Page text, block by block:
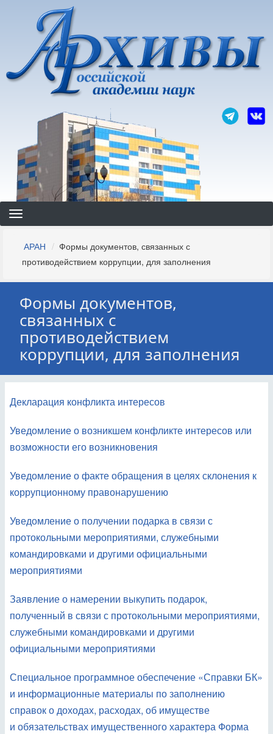
основному
содержанию
Строка
навигации
АРАН
Формы документов, связанных с
противодействием коррупции, для заполнения
Формы документов,
связанных с
противодействием
коррупции, для заполнения
Декларация конфликта интересов
Уведомление о возникшем конфликте интересов или
возможности его возникновения
Уведомление о факте обращения в целях склонения к
коррупционному правонарушению
Уведомление о получении подарка в связи с
протокольными мероприятиями, служебными
командировками и другими официальными
мероприятиями
Заявление о намерении выкупить подарок,
полученный в связи с протокольными мероприятиями,
служебными командировками и другими
официальными мероприятиями
Специальное программное обеспечение «Справки БК»
и информационные материалы по заполнению
справок о доходах, расходах, об имуществе
и обязательствах имущественного характера Форма